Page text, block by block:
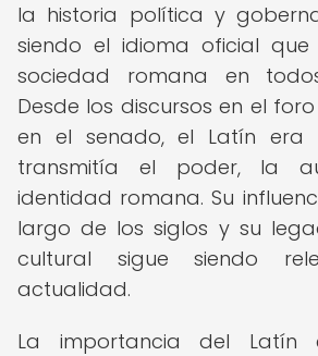
la historia política y
siendo el idioma oficial
sociedad romana en
Desde los discursos en el
en el senado, el Latín era
transmitía el poder, la
identidad romana. Su
largo de los siglos y su
cultural sigue siendo
actualidad.
La importancia del Latín